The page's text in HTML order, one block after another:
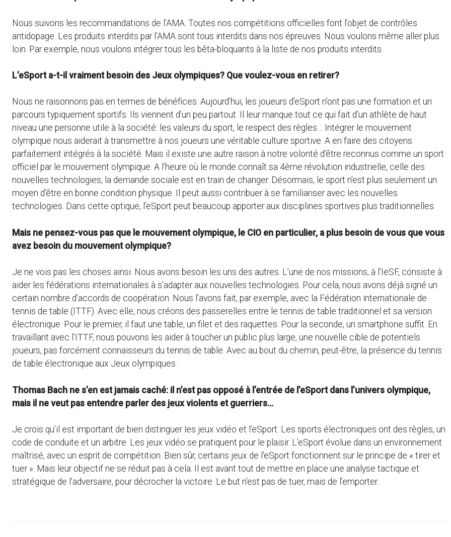
Nous suivons les recommandations de l’AMA. Toutes nos compétitions officielles font l’objet de contrôles
antidopage. Les produits interdits par l’AMA sont tous interdits dans nos épreuves. Nous voulons même aller plus
loin. Par exemple, nous voulons intégrer tous les bêta-bloquants à la liste de nos produits interdits.
L’eSport a-t-il vraiment besoin des Jeux olympiques? Que voulez-vous en retirer?
Nous ne raisonnons pas en termes de bénéfices. Aujourd’hui, les joueurs d’eSport n’ont pas une formation et un
parcours typiquement sportifs. Ils viennent d’un peu partout. Il leur manque tout ce qui fait d’un athlète de haut
niveau une personne utile à la société: les valeurs du sport, le respect des règles… Intégrer le mouvement
olympique nous aiderait à transmettre à nos joueurs une véritable culture sportive. A en faire des citoyens
parfaitement intégrés à la société. Mais il existe une autre raison à notre volonté d’être reconnus comme un sport
officiel par le mouvement olympique. A l’heure où le monde connaît sa 4ème révolution industrielle, celle des
nouvelles technologies, la demande sociale est en train de changer. Désormais, le sport n’est plus seulement un
moyen d’être en bonne condition physique. Il peut aussi contribuer à se familiariser avec les nouvelles
technologies. Dans cette optique, l’eSport peut beaucoup apporter aux disciplines sportives plus traditionnelles.
Mais ne pensez-vous pas que le mouvement olympique, le CIO en particulier, a plus besoin de vous que vous
avez besoin du mouvement olympique?
Je ne vois pas les choses ainsi. Nous avons besoin les uns des autres. L’une de nos missions, à l’IeSF, consiste à
aider les fédérations internationales à s’adapter aux nouvelles technologies. Pour cela, nous avons déjà signé un
certain nombre d’accords de coopération. Nous l’avons fait, par exemple, avec la Fédération internationale de
tennis de table (ITTF). Avec elle, nous créons des passerelles entre le tennis de table traditionnel et sa version
électronique. Pour le premier, il faut une table, un filet et des raquettes. Pour la seconde, un smartphone suffit. En
travaillant avec l’ITTF, nous pouvons les aider à toucher un public plus large, une nouvelle cible de potentiels
joueurs, pas forcément connaisseurs du tennis de table. Avec au bout du chemin, peut-être, la présence du tennis
de table électronique aux Jeux olympiques.
Thomas Bach ne s’en est jamais caché: il n’est pas opposé à l’entrée de l’eSport dans l’univers olympique,
mais il ne veut pas entendre parler des jeux violents et guerriers…
Je crois qu’il est important de bien distinguer les jeux vidéo et l’eSport. Les sports électroniques ont des règles, un
code de conduite et un arbitre. Les jeux vidéo se pratiquent pour le plaisir. L’eSport évolue dans un environnement
maîtrisé, avec un esprit de compétition. Bien sûr, certains jeux de l’eSport fonctionnent sur le principe de « tirer et
tuer ». Mais leur objectif ne se réduit pas à cela. Il est avant tout de mettre en place une analyse tactique et
stratégique de l’adversaire, pour décrocher la victoire. Le but n’est pas de tuer, mais de l’emporter.